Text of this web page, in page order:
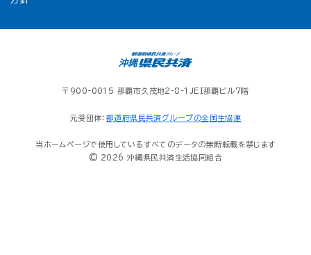
〒900-0015 那覇市久茂地2-8-1JEI那覇ビル7階
元受団体： 都道府県民共済グループの全国生協連
当ホームページで使用しているすべてのデータの無断転載を禁じます
© 2026 沖縄県民共済生活協同組合